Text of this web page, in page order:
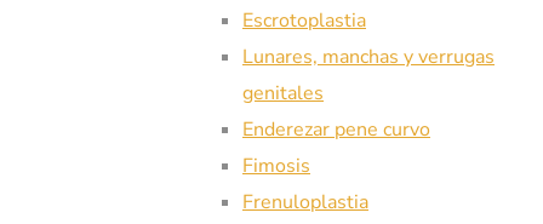
Escrotoplastia
Lunares, manchas y verrugas
genitales
Enderezar pene curvo
Fimosis
Frenuloplastia